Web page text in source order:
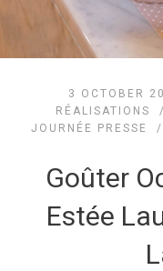
3 OCTOBER
RÉALISATIONS
JOURNÉE PRESSE
Goûter
Estée